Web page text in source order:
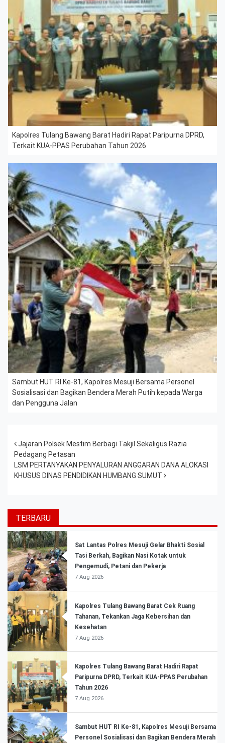
Kapolres Tulang Bawang Barat Hadiri Rapat Paripurna DPRD,
Terkait KUA-PPAS Perubahan Tahun 2026
Sambut HUT RI Ke-81, Kapolres Mesuji Bersama Personel
Sosialisasi dan Bagikan Bendera Merah Putih kepada Warga
dan Pengguna Jalan
Post navigation
Jajaran Polsek Mestim Berbagi Takjil Sekaligus Razia
Pedagang Petasan
LSM PERTANYAKAN PENYALURAN ANGGARAN DANA ALOKASI
KHUSUS DINAS PENDIDIKAN HUMBANG SUMUT
TERBARU
Sat Lantas Polres Mesuji Gelar Bhakti Sosial
Tasi Berkah, Bagikan Nasi Kotak untuk
Pengemudi, Petani dan Pekerja
7 Aug 2026
Kapolres Tulang Bawang Barat Cek Ruang
Tahanan, Tekankan Jaga Kebersihan dan
Kesehatan
7 Aug 2026
Kapolres Tulang Bawang Barat Hadiri Rapat
Paripurna DPRD, Terkait KUA-PPAS Perubahan
Tahun 2026
7 Aug 2026
Sambut HUT RI Ke-81, Kapolres Mesuji Bersama
Personel Sosialisasi dan Bagikan Bendera Merah